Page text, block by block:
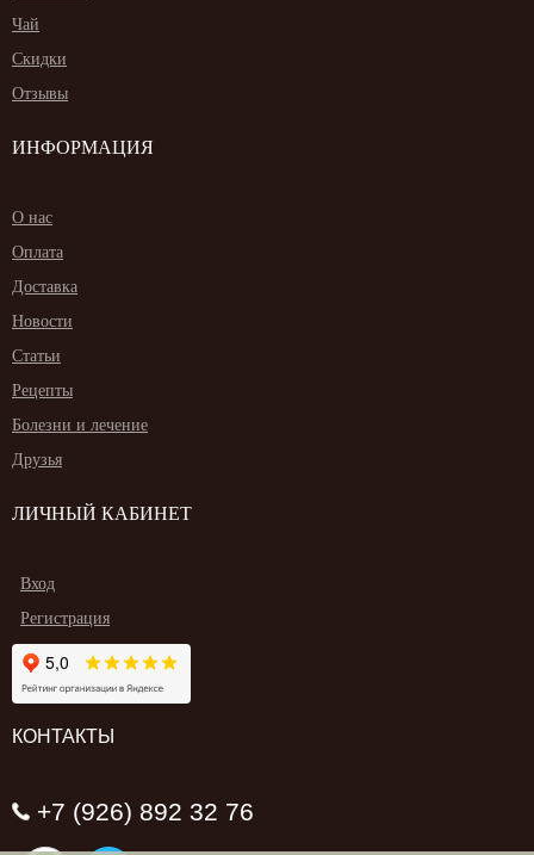
Чай
Скидки
Отзывы
ИНФОРМАЦИЯ
О нас
Оплата
Доставка
Новости
Статьи
Рецепты
Болезни и лечение
Друзья
ЛИЧНЫЙ КАБИНЕТ
Вход
Регистрация
КОНТАКТЫ
+7 (926) 892 32 76